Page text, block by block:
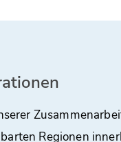
Regionen